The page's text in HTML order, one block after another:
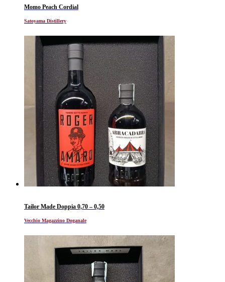
Momo Peach Cordial
Satoyama Distillery
Tailor Made Doppia 0,70 – 0,50
Vecchio Magazzino Doganale